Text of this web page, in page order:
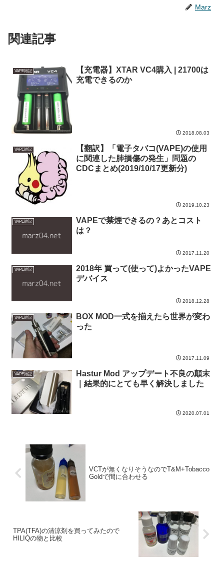
Marz
関連記事
VAPE雑記
【充電器】XTAR VC4購入 | 21700は
充電できるのか
2018.08.03
VAPE雑記
【翻訳】「電子タバコ(VAPE)の使用
に関連した肺損傷の発生」問題の
CDCまとめ(2019/10/17更新分)
2019.10.23
VAPE雑記
VAPEで禁煙できるの？あとコスト
は？
2017.11.20
VAPE雑記
2018年 買って(使って)よかったVAPE
デバイス
2018.12.28
VAPE雑記
BOX MOD一式を揃えたら世界が変わ
った
2017.11.09
VAPE雑記
Hastur Mod アップデート不良の顛末
｜結果的にとても早く解決しました
2020.07.01
VCTが無くなりそうなのでT&M+Tobacco
Goldで間に合わせる
TPA(TFA)の清涼剤を買ってみたので
HILIQの物と比較